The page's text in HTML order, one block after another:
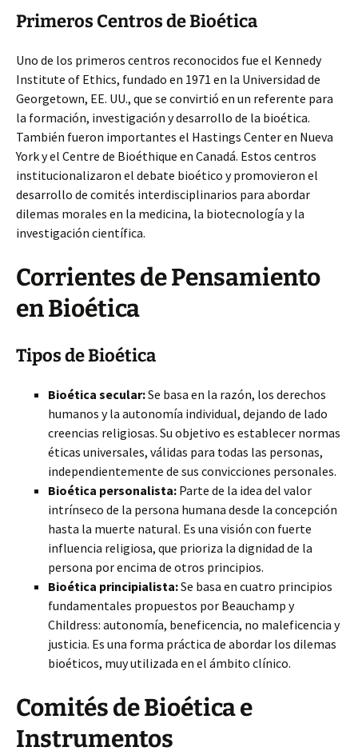
Primeros Centros de Bioética
Uno de los primeros centros reconocidos fue el Kennedy
Institute of Ethics, fundado en 1971 en la Universidad de
Georgetown, EE. UU., que se convirtió en un referente para
la formación, investigación y desarrollo de la bioética.
También fueron importantes el Hastings Center en Nueva
York y el Centre de Bioéthique en Canadá. Estos centros
institucionalizaron el debate bioético y promovieron el
desarrollo de comités interdisciplinarios para abordar
dilemas morales en la medicina, la biotecnología y la
investigación científica.
Corrientes de Pensamiento
en Bioética
Tipos de Bioética
Bioética secular:Se basa en la razón, los derechos
humanos y la autonomía individual, dejando de lado
creencias religiosas. Su objetivo es establecer normas
éticas universales, válidas para todas las personas,
independientemente de sus convicciones personales.
Bioética personalista: Parte de la idea del valor
intrínseco de la persona humana desde la concepción
hasta la muerte natural. Es una visión con fuerte
influencia religiosa, que prioriza la dignidad de la
persona por encima de otros principios.
Bioética principialista:Se basa en cuatro principios
fundamentales propuestos por Beauchamp y
Childress: autonomía, beneficencia, no maleficencia y
justicia. Es una forma práctica de abordar los dilemas
bioéticos, muy utilizada en el ámbito clínico.
Comités de Bioética e
Instrumentos